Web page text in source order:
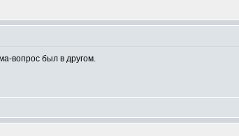
вопрос был в другом.